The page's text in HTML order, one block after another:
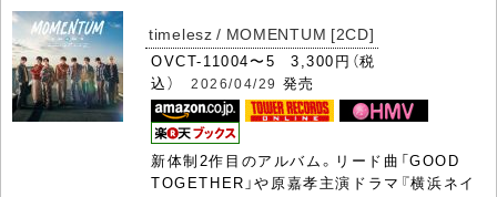
timelesz / MOMENTUM [2CD]
OVCT-11004〜5 3,300円（税
込） 2026/04/29 発売
新体制2作目のアルバム。リード曲「GOOD
TOGETHER」や原嘉孝主演ドラマ『横浜ネイ